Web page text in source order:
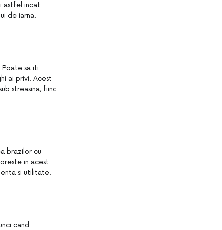
astfel incat
de iarna.
sa iti
ai privi. Acest
streasina, fiind
brazilor cu
in acest
si utilitate.
cand